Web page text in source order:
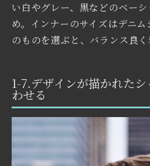
い白やグレー、黒などのベー
め。インナーのサイズはデニ
のものを選ぶと、バランス良く
1-7.デザインが描かれた
わせる